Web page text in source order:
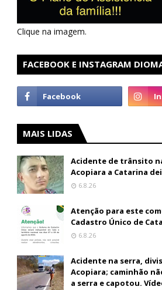
Clique na imagem.
FACEBOOK E INSTAGRAM
MAIS LIDAS
Acidente de trânsito
Acopiara a Catarina
6.8.26
Atenção para este
Cadastro Único de
6.8.26
Acidente na serra,
Acopiara; caminhão
a serra e capotou.